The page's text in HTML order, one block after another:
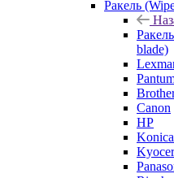
Ракель
blade)
Canon
HP